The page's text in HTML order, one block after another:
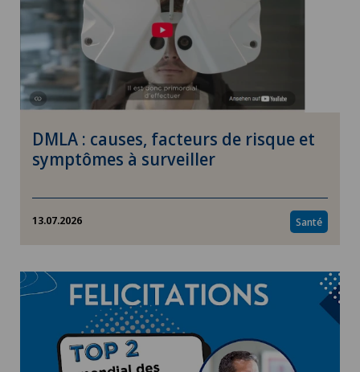
Enfants
Environnement
Entreprise
Politique et santé publique
DMLA : causes, facteurs de risque et
symptômes à surveiller
13.07.2026 Santé